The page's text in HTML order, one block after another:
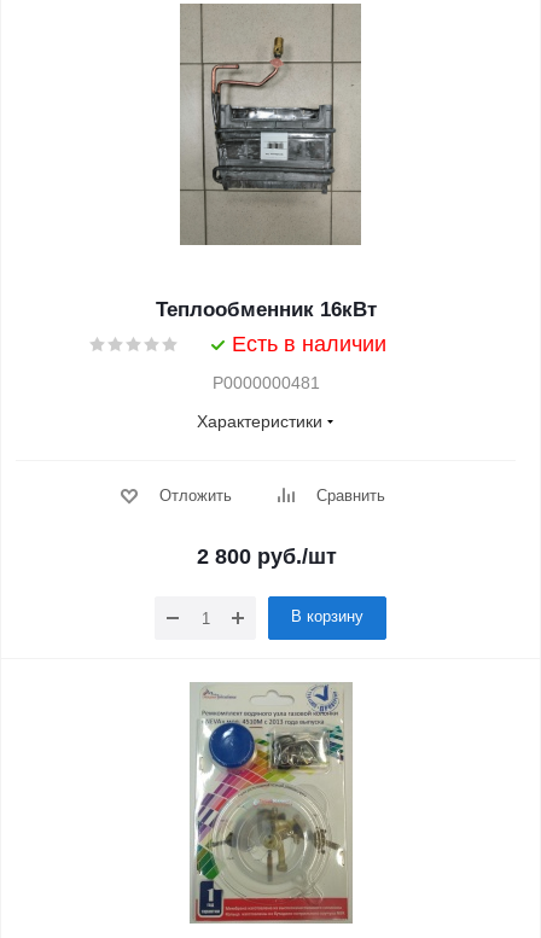
Теплообменник 16кВт
Есть в наличии
Р0000000481
Характеристики
Отложить Сравнить
2 800руб./шт
В корзину